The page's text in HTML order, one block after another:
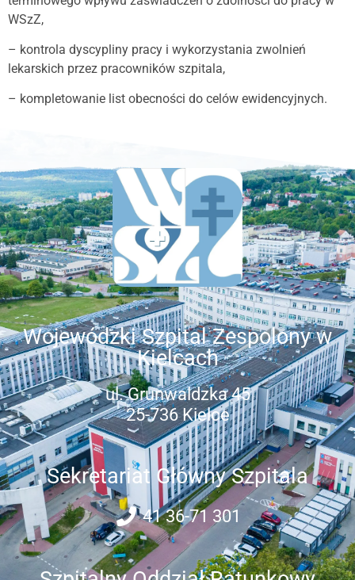
WSzZ,
– kontrola dyscypliny pracy i wykorzystania zwolnień
lekarskich przez pracowników szpitala,
– kompletowanie list obecności do celów ewidencyjnych.
Wojewódzki Szpital Zespolony w
Kielcach
ul. Grunwaldzka 45
25-736 Kielce
Sekretariat Główny Szpitala
41 36-71 301